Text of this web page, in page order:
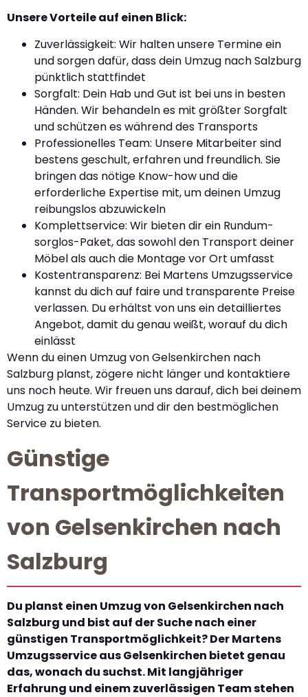
Unsere Vorteile auf einen Blick:
Zuverlässigkeit: Wir halten unsere Termine ein
und sorgen dafür, dass dein Umzug nach Salzburg
pünktlich stattfindet
Sorgfalt: Dein Hab und Gut ist bei uns in besten
Händen. Wir behandeln es mit größter Sorgfalt
und schützen es während des Transports
Professionelles Team: Unsere Mitarbeiter sind
bestens geschult, erfahren und freundlich. Sie
bringen das nötige Know-how und die
erforderliche Expertise mit, um deinen Umzug
reibungslos abzuwickeln
Komplettservice: Wir bieten dir ein Rundum-
sorglos-Paket, das sowohl den Transport deiner
Möbel als auch die Montage vor Ort umfasst
Kostentransparenz: Bei Martens Umzugsservice
kannst du dich auf faire und transparente Preise
verlassen. Du erhältst von uns ein detailliertes
Angebot, damit du genau weißt, worauf du dich
einlässt
Wenn du einen Umzug von Gelsenkirchen nach
Salzburg planst, zögere nicht länger und kontaktiere
uns noch heute. Wir freuen uns darauf, dich bei deinem
Umzug zu unterstützen und dir den bestmöglichen
Service zu bieten.
Günstige
Transportmöglichkeiten
von Gelsenkirchen nach
Salzburg
Du planst einen Umzug von Gelsenkirchen nach
Salzburg und bist auf der Suche nach einer
günstigen Transportmöglichkeit? Der Martens
Umzugsservice aus Gelsenkirchen bietet genau
das, wonach du suchst. Mit langjähriger
Erfahrung und einem zuverlässigen Team stehen